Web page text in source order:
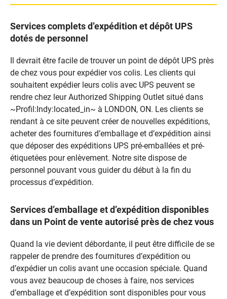
Services complets d’expédition et dépôt UPS
dotés de personnel
Il devrait être facile de trouver un point de dépôt UPS près
de chez vous pour expédier vos colis. Les clients qui
souhaitent expédier leurs colis avec UPS peuvent se
rendre chez leur Authorized Shipping Outlet situé dans
~Profil:Indy:located_in~ à LONDON, ON. Les clients se
rendant à ce site peuvent créer de nouvelles expéditions,
acheter des fournitures d’emballage et d’expédition ainsi
que déposer des expéditions UPS pré-emballées et pré-
étiquetées pour enlèvement. Notre site dispose de
personnel pouvant vous guider du début à la fin du
processus d’expédition.
Services d’emballage et d’expédition disponibles
dans un Point de vente autorisé près de chez vous
Quand la vie devient débordante, il peut être difficile de se
rappeler de prendre des fournitures d’expédition ou
d’expédier un colis avant une occasion spéciale. Quand
vous avez beaucoup de choses à faire, nos services
d’emballage et d’expédition sont disponibles pour vous